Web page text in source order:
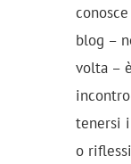
blog –
volta –
tenersi
o